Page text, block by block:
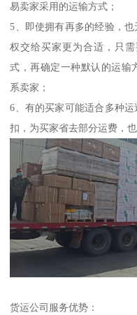
易卖家采用的运输方式；
5、即使拥有再多的经验，
权交给买家更为合适，只
式，再确定一种默认的运输
系卖家；
6、有的买家可能适合多种
扣，为买家省去部分运费，
货运公司服务优势：